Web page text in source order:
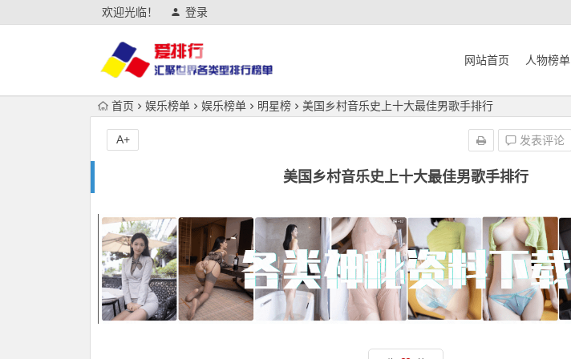
欢迎光临！ 登录
网站首页 人物榜单
首页 娱乐榜单 娱乐榜单 明星榜 美国乡村音乐史上十大最佳男歌手排行
美国乡村音乐史上十大最佳男歌手排行
发表评论
A+